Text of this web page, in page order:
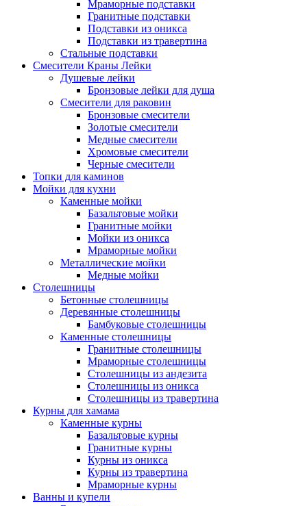
Мраморные подставки
Гранитные подставки
Подставки из оникса
Подставки из травертина
Стальные подставки
Смесители Краны Лейки
Душевые лейки
Бронзовые лейки для душа
Смесители для раковин
Бронзовые смесители
Золотые смесители
Медные смесители
Хромовые смесители
Черные смесители
Топки для каминов
Мойки для кухни
Каменные мойки
Базальтовые мойки
Гранитные мойки
Мойки из оникса
Мраморные мойки
Металлические мойки
Медные мойки
Столешницы
Бетонные столешницы
Деревянные столешницы
Бамбуковые столешницы
Каменные столешницы
Гранитные столешницы
Мраморные столешницы
Столешницы из андезита
Столешницы из оникса
Столешницы из травертина
Курны для хамама
Каменные курны
Базальтовые курны
Гранитные курны
Курны из оникса
Курны из травертина
Мраморные курны
Ванны и купели